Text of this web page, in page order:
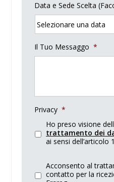
Data e Sede Scelta
Il Tuo Messaggo *
Privacy *
Ho preso visione
trattamento dei
ai sensi dell’articolo
Acconsento al
contatto per la